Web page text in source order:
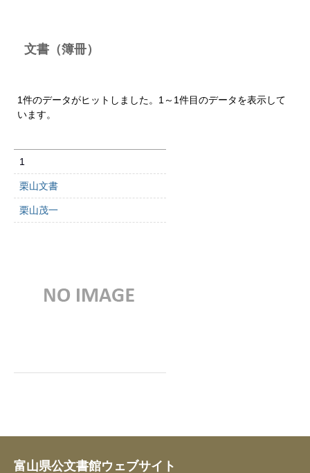
文書（簿冊）
1件のデータがヒットしました。1～1件目のデータを表示して
います。
1
栗山文書
栗山茂一
富山県公文書館ウェブサイト